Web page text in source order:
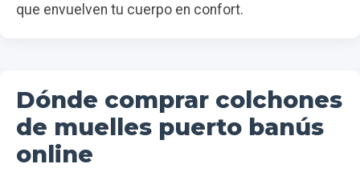
que envuelven tu cuerpo en confort.
Dónde comprar colchones
de muelles puerto banús
online